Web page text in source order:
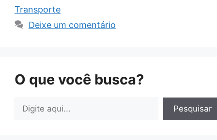
Transporte
Deixe um comentário
O que você busca?
Pesquisar Pesquisar